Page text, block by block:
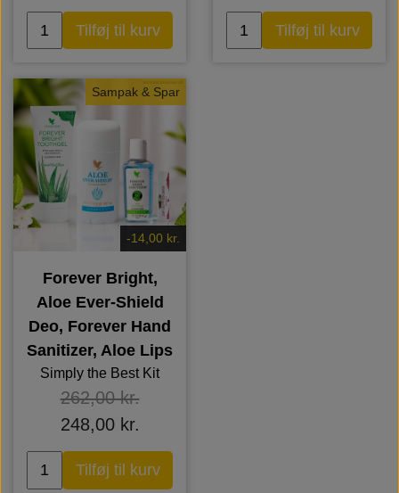
Tilføj til kurv Tilføj til kurv
Sampak & Spar
-14,00 kr.
Forever Bright,
Aloe Ever-Shield
Deo, Forever Hand
Sanitizer, Aloe Lips
Simply the Best Kit
262,00 kr.
248,00 kr.
Tilføj til kurv